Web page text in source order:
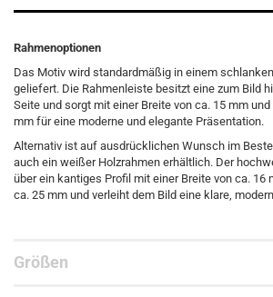
Rahmenoptionen
Das Motiv wird standardmäßig in einem
geliefert. Die Rahmenleiste besitzt eine zum Bild
Seite und sorgt mit einer Breite von ca. 15 mm
mm für eine moderne und elegante Präsentation.
Alternativ ist auf ausdrücklichen Wunsch im
auch ein weißer Holzrahmen erhältlich. Der
über ein kantiges Profil mit einer Breite von ca. 16
ca. 25 mm und verleiht dem Bild eine klare,
Größen